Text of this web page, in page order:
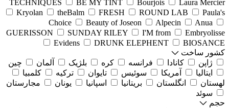
TECHNIQUES
BE MY TINT Bourjois
Laura Mercier
Kryolan
theBalm FRESH ROUND LAB
Paula's
Choice
Beauty of Joseon Alpecin
Anua
GUERISSON
SUNDAY RILEY I'M from
Embryolisse
Evidens
DRUNK ELEPHENT
BIOSANCE
کشور ساخت
ژاپن
کانادا فرانسه کره بلژیک آلمان
چین
ایتالیا
آمریکا سوئیس تایوان ترکیه
کلمبیا
لهستان
انگلستان بریتانیا اسپانیا یونان
مجارستان
سوئد
حجم